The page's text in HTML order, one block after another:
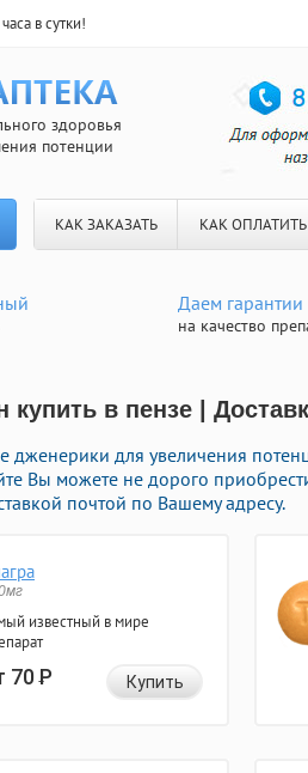
в сутки!
здоровья
потенции
КАК ЗАКАЗАТЬ КАК ОПЛАТИТЬ
Даем гарантии
на качество
купить в пензе |
дженерики для увеличения
Вы можете не дорого
почтой по Вашему адресу.
известный в мире
70Р Купить